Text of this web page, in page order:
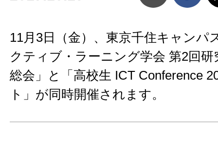
11月3日（金）、東京千住キャンパ
クティブ・ラーニング学会 第2回研
総会」と「高校生 ICT Conference
ト」が同時開催されます。